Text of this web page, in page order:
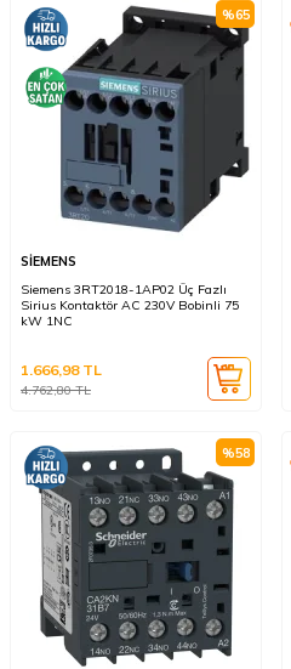
%65
SİEMENS
Siemens 3RT2018-1AP02 Üç Fazlı
Sirius Kontaktör AC 230V Bobinli 75
kW 1NC
4.762,80TL
1.666,98TL
%58